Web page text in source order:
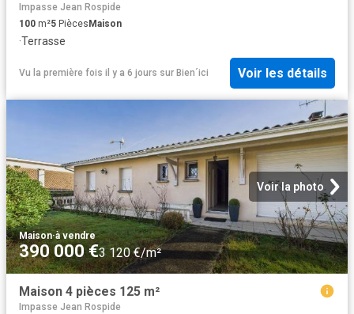
Impasse Jean Rospide
100 m²5 PiècesMaison
·Terrasse
Vu la première fois il y a 6 jours sur Bien´ici Voir les détails
Voir la photo
Maison·à vendre
390 000 €3 120 €/m²
Maison 4 pièces 125 m²
Impasse Jean Rospide